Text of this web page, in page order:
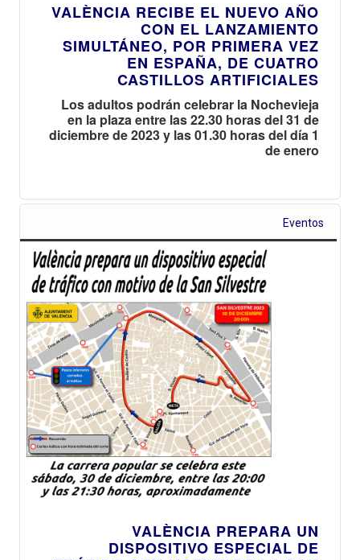
VALÈNCIA RECIBE EL NUEVO AÑO
CON EL LANZAMIENTO
SIMULTÁNEO, POR PRIMERA VEZ
EN ESPAÑA, DE CUATRO
CASTILLOS ARTIFICIALES
Los adultos podrán celebrar la Nochevieja
en la plaza entre las 22.30 horas del 31 de
diciembre de 2023 y las 01.30 horas del día 1
de enero
Eventos
VALÈNCIA PREPARA UN
DISPOSITIVO ESPECIAL DE